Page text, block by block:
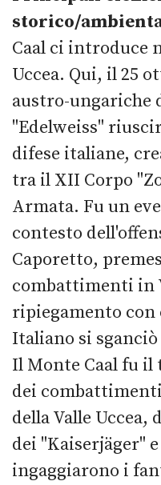
storico/
Caal ci introduce
Uccea. Qui, il 25
austro-ungariche
"Edelweiss"
difese italiane,
tra il XII Corpo
Armata. Fu un
contesto
Caporetto,
combattimenti in
ripiegamento con
Italiano si
Il Monte Caal fu
dei
della Valle
dei "Kaiserjäger"
ingaggiarono i